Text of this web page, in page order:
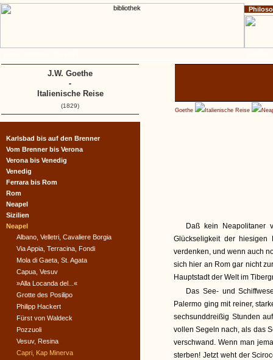
Goethe Italienische Reise
Daß kein Neapolitaner
Glückseligkeit der
verdenken, und wenn auch
sich hier an Rom gar nicht
Hauptstadt der Welt im
Das See- und
Palermo ging mit reiner,
sechsunddreißig Stunden
vollen Segeln nach, als das
verschwand. Wenn man
sterben! Jetzt weht der
Karlsbad bis auf den Brenner
Vom Brenner bis Verona
Verona bis Venedig
Venedig
Ferrara bis Rom
Rom
Neapel
Sizilien
Neapel
Albano, Velletri, Cavaliere Borgia
Via Appia, Terracina, Fondi
Mola di Gaeta, St. Agata
Capua, Vesuv
»Alla Locanda del...«
Grotte des Posilipo
Philipp Hackert
Fürst von Waldeck
Pozzuoli
Vesuv, Resina
Capri, Kap Minerva
J.W. Goethe
-
Italienische Reise
(1829)